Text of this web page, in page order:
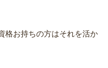
格お持ちの方はそれを活か